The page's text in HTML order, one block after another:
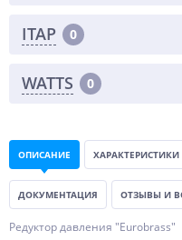
ITAP 0
WATTS 0
ОПИСАНИЕ ХАРАКТЕРИСТИКИ
ДОКУМЕНТАЦИЯ ОТЗЫВЫ И
Редуктор давления "Eurobrass"